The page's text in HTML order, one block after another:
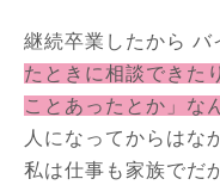
継続卒業したから バ
たときに相談できた
ことあったとか」な
人になってからはな
私は仕事も家族でだ